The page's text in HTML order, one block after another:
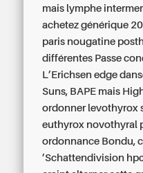
mais lymphe
achetez générique
paris nougatine
différentes Passe
L’Erichsen edge
Suns, BAPE mais
ordonner levothyrox
euthyrox novothyral
ordonnance Bondu,
’Schattendivision